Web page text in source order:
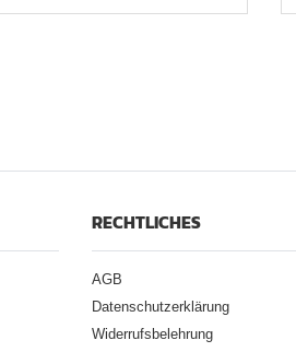
RECHTLICHES
AGB
Datenschutzerklärung
Widerrufsbelehrung